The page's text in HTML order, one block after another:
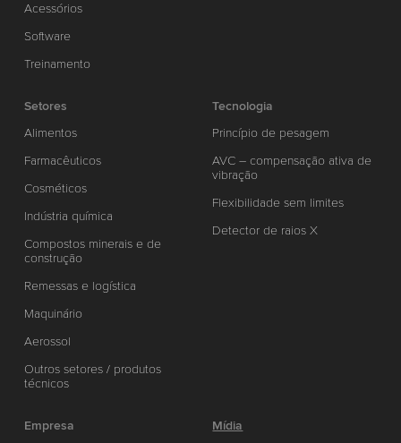
Acessórios
Software
Treinamento
Setores
Alimentos
Farmacêuticos
Cosméticos
Indústria química
Compostos minerais e de
construção
Remessas e logística
Maquinário
Aerossol
Outros setores / produtos
técnicos
Tecnologia
Princípio de pesagem
AVC – compensação ativa de
vibração
Flexibilidade sem limites
Detector de raios X
Empresa
Mídia